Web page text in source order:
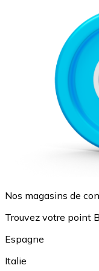
Nos magasins de
Trouvez votre point
Espagne
Italie